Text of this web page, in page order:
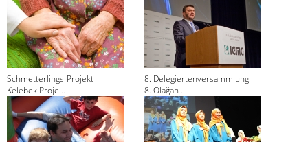
Schmetterlings-Projekt -
Kelebek Proje...
8. Delegiertenversammlung -
8. Olağan ...